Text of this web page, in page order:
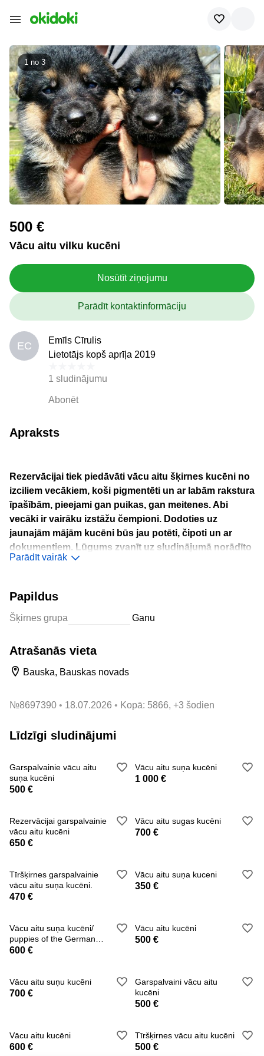
1 no3
500 €
Vācu aitu vilku kucēni
Nosūtīt ziņojumu
Parādīt kontaktinformāciju
EC
Emīls Cīrulis
Lietotājs kopš aprīļa 2019
1 sludinājumu
Abonēt
Apraksts
Rezervācijai tiek piedāvāti vācu aitu šķirnes kucēni no
izciliem vecākiem, koši pigmentēti un ar labām rakstura
īpašībām, pieejami gan puikas, gan meitenes. Abi
vecāki ir vairāku izstāžu čempioni. Dodoties uz
jaunajām mājām kucēni būs jau potēti, čipoti un ar
dokumentiem. Lūgums zvanīt uz sludinājumā norādīto
otro tālruņa numuru.
Vecums - 1 m.
Parādīt vairāk
Papildus
Šķirnes grupa Ganu
Atrašanās vieta
Bauska, Bauskas novads
№8697390 18.07.2026 Kopā: 5866, +3 šodien
Līdzīgi sludinājumi
Garspalvainie vācu aitu
suņa kucēni
500 €
Vācu aitu suņa kucēni
1 000 €
Rezervācijai garspalvainie
vācu aitu kucēni
650 €
Vācu aitu sugas kucēni
700 €
Tīršķirnes garspalvainie
vācu aitu suņa kucēni.
470 €
Vācu aitu suņa kuceni
350 €
Vācu aitu suņa kucēni/
puppies of the German
long-haired shepherd
600 €
Vācu aitu kucēni
500 €
Vācu aitu suņu kucēni
700 €
Garspalvaini vācu aitu
kucēni
500 €
Vācu aitu kucēni
600 €
Tīršķirnes vācu aitu kucēni
500 €